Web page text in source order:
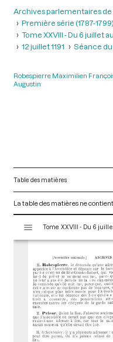
Archives parlementaires de
Première série (1787-1799)
Tome XXVIII - Du 6 juillet
12 juillet 1191
Séance
Robespierre Maximilien
Augustin
Table des matières
La table des matières ne
s
Tome XXVIII - Du 6